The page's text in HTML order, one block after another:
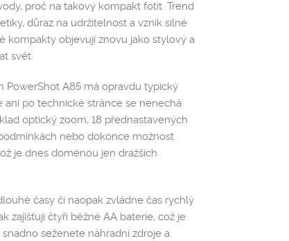
proč na takový kompakt fotit. Trend
důraz na udržitelnost a vznik silné
kompakty objevují znovu jako stylový a
svět.
PowerShot A85 má opravdu typický
ani po technické stránce se nenechá
optický zoom, 18 přednastavených
nebo dokonce možnost
je dnes doménou jen dražších
časy či naopak zvládne čas rychlý
zajišťují čtyři běžné AA baterie, což je
seženete náhradní zdroje a